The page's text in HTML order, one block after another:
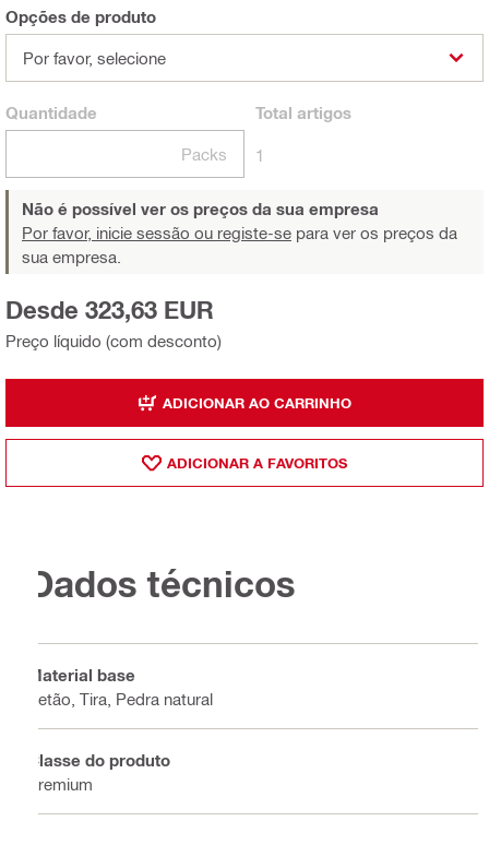
Opções de produto
Por favor, selecione
Quantidade
Packs
Total artigos
1
Não é possível ver os preços da sua empresa
Por favor, inicie sessão ou registe-se para ver os preços da
sua empresa.
Preço líquido (com desconto)
Desde 323,63 EUR
ADICIONAR AO CARRINHO
ADICIONAR A FAVORITOS
Dados técnicos
Material base
Betão, Tira, Pedra natural
Classe do produto
Premium